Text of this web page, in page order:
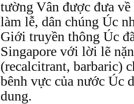
tường Vân được đưa
làm lễ, dân chúng Úc
Giới truyền thông Úc
Singapore với lời lẽ
(recalcitrant, barbaric)
bênh vực của nước Úc
dung.